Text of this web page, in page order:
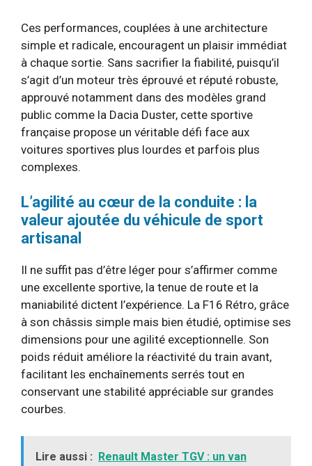
Ces performances, couplées à une architecture
simple et radicale, encouragent un plaisir immédiat
à chaque sortie. Sans sacrifier la fiabilité, puisqu’il
s’agit d’un moteur très éprouvé et réputé robuste,
approuvé notamment dans des modèles grand
public comme la Dacia Duster, cette sportive
française propose un véritable défi face aux
voitures sportives plus lourdes et parfois plus
complexes.
L’agilité au cœur de la conduite : la
valeur ajoutée du véhicule de sport
artisanal
Il ne suffit pas d’être léger pour s’affirmer comme
une excellente sportive, la tenue de route et la
maniabilité dictent l’expérience. La F16 Rétro, grâce
à son châssis simple mais bien étudié, optimise ses
dimensions pour une agilité exceptionnelle. Son
poids réduit améliore la réactivité du train avant,
facilitant les enchaînements serrés tout en
conservant une stabilité appréciable sur grandes
courbes.
Lire aussi : Renault Master TGV : un van